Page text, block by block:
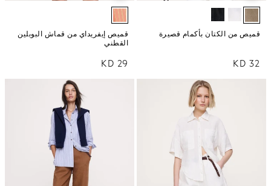
قميص من الكتان بأكمام قصيرة
السعر العادي
32 KD
قميص إيفريداي من قماش البوبلين
القطني
السعر العادي
29 KD